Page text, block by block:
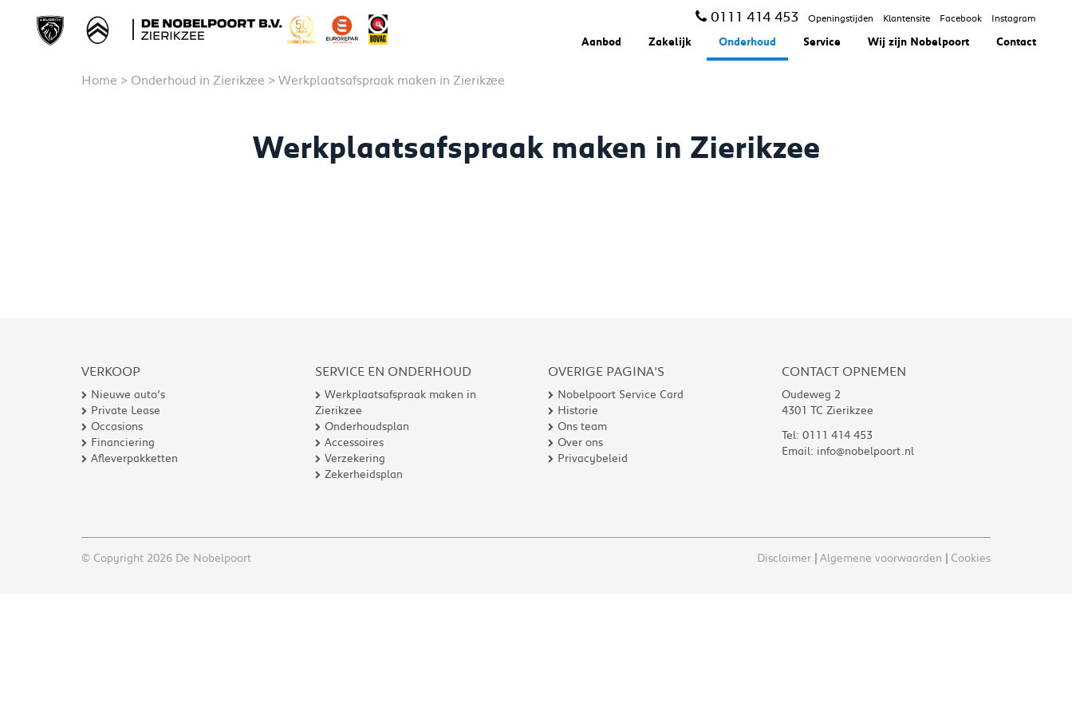
0111 414 453 Openingstijden Klantensite Facebook Instagram
Aanbod Zakelijk Onderhoud Service Wij zijn Nobelpoort Contact
Home > Onderhoud in Zierikzee > Werkplaatsafspraak maken in Zierikzee
Werkplaatsafspraak maken in Zierikzee
VERKOOP
Nieuwe auto’s
Private Lease
Occasions
Financiering
Afleverpakketten
SERVICE EN ONDERHOUD
Werkplaatsafspraak maken in
Zierikzee
Onderhoudsplan
Accessoires
Verzekering
Zekerheidsplan
OVERIGE PAGINA'S
Nobelpoort Service Card
Historie
Ons team
Over ons
Privacybeleid
CONTACT OPNEMEN
Oudeweg 2
4301 TC Zierikzee
Tel: 0111 414 453
Email: info@nobelpoort.nl
© Copyright 2026 De Nobelpoort Disclaimer Algemene voorwaarden Cookies